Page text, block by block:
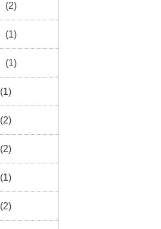
(2)
(1)
(1)
(1)
(2)
(2)
(1)
(2)